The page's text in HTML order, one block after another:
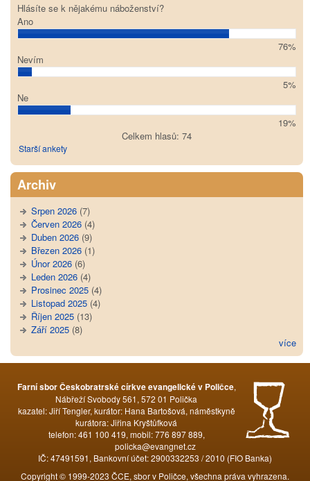
Hlásíte se k nějakému náboženství?
Ano
76%
Nevím
5%
Ne
19%
Celkem hlasů: 74
Starší ankety
Archiv
Srpen 2026 (7)
Červen 2026 (4)
Duben 2026 (9)
Březen 2026 (1)
Únor 2026 (6)
Leden 2026 (4)
Prosinec 2025 (4)
Listopad 2025 (4)
Říjen 2025 (13)
Září 2025 (8)
více
Farní sbor Českobratrské církve evangelické v Poličce,
Nábřeží Svobody 561, 572 01 Polička
kazatel: Jiří Tengler, kurátor: Hana Bartošová, náměstkyně
kurátora: Jiřina Kryštůfková
telefon: 461 100 419, mobil: 776 897 889,
policka@evangnet.cz
IČ: 47491591, Bankovní účet: 2900332253 / 2010 (FIO Banka)
Copyright © 1999-2023 ČCE, sbor v Poličce, všechna práva vyhrazena.